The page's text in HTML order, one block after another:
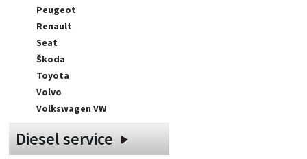
Peugeot
Renault
Seat
Škoda
Toyota
Volvo
Volkswagen VW
Diesel service